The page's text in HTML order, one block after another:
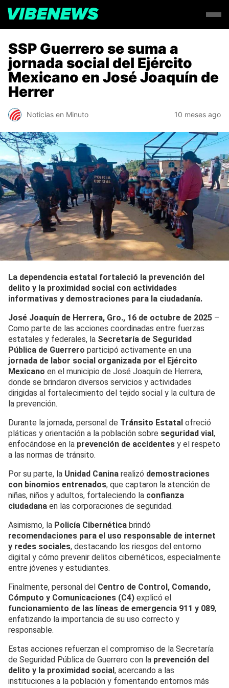
SSP Guerrero se suma a
jornada social del Ejército
Mexicano en José Joaquín de
Herrer
Noticias en Minuto 10 meses ago
La dependencia estatal fortaleció la prevención del
delito y la proximidad social con actividades
informativas y demostraciones para la ciudadanía.
José Joaquín de Herrera, Gro., 16 de octubre de 2025 –
Como parte de las acciones coordinadas entre fuerzas
estatales y federales, la Secretaría de Seguridad
Pública de Guerrero participó activamente en una
jornada de labor social organizada por el Ejército
Mexicano en el municipio de José Joaquín de Herrera,
donde se brindaron diversos servicios y actividades
dirigidas al fortalecimiento del tejido social y la cultura de
la prevención.
Durante la jornada, personal de Tránsito Estatal ofreció
pláticas y orientación a la población sobre seguridad vial,
enfocándose en la prevención de accidentes y el respeto
a las normas de tránsito.
Por su parte, la Unidad Canina realizó demostraciones
con binomios entrenados, que captaron la atención de
niñas, niños y adultos, fortaleciendo la confianza
ciudadana en las corporaciones de seguridad.
Asimismo, la Policía Cibernética brindó
recomendaciones para el uso responsable de internet
y redes sociales, destacando los riesgos del entorno
digital y cómo prevenir delitos cibernéticos, especialmente
entre jóvenes y estudiantes.
Finalmente, personal del Centro de Control, Comando,
Cómputo y Comunicaciones (C4) explicó el
funcionamiento de las líneas de emergencia 911 y 089,
enfatizando la importancia de su uso correcto y
responsable.
Estas acciones refuerzan el compromiso de la Secretaría
de Seguridad Pública de Guerrero con la prevención del
delito y la proximidad social, acercando a las
instituciones a la población y fomentando entornos más